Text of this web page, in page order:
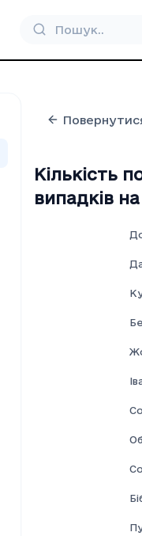
Кількість
випадків